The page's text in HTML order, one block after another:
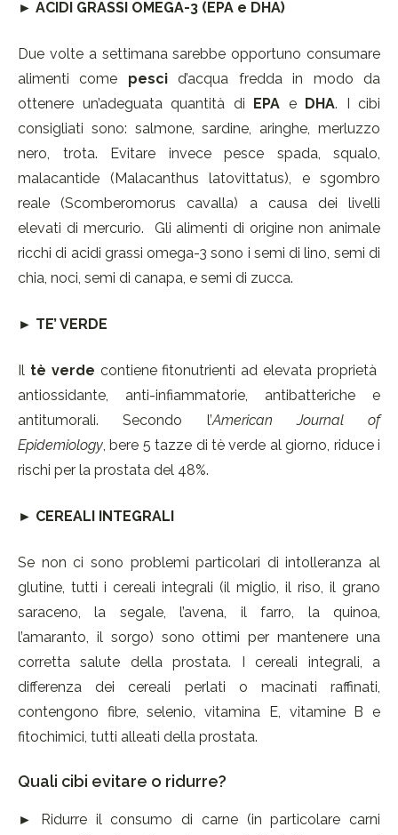
► ACIDI GRASSI OMEGA-3 (EPA e DHA)
Due volte a settimana sarebbe opportuno consumare
alimenti come pescid’acqua fredda in modo da
ottenere un’adeguata quantità di
EPA e DHA. I cibi
consigliati sono: salmone, sardine, aringhe, merluzzo
nero, trota. Evitare invece pesce spada, squalo,
malacantide (Malacanthus latovittatus), e sgombro
reale (Scomberomorus cavalla) a causa dei livelli
elevati di mercurio. Gli alimenti di origine non animale
ricchi di acidi grassi omega-3 sono i semi di lino, semi di
chia, noci, semi di canapa, e semi di zucca.
► TE’ VERDE
Il tè verde contiene fitonutrienti ad elevata proprietà
antiossidante, anti-infiammatorie, antibatteriche e
antitumorali. Secondo l’American Journal of
Epidemiology, bere 5 tazze di tè verde al giorno, riduce i
rischi per la prostata del 48%.
► CEREALI INTEGRALI
Se non ci sono problemi particolari di intolleranza al
glutine, tutti i cereali integrali (il miglio, il riso, il grano
saraceno, la segale, l’avena, il farro, la quinoa,
l’amaranto, il sorgo) sono ottimi per mantenere una
corretta salute della prostata. I cereali integrali, a
differenza dei cereali perlati o macinati raffinati,
contengono fibre, selenio, vitamina E, vitamine B e
fitochimici, tutti alleati della prostata.
Quali cibi evitare o ridurre?
► Ridurre il consumo di carne (in particolare carni